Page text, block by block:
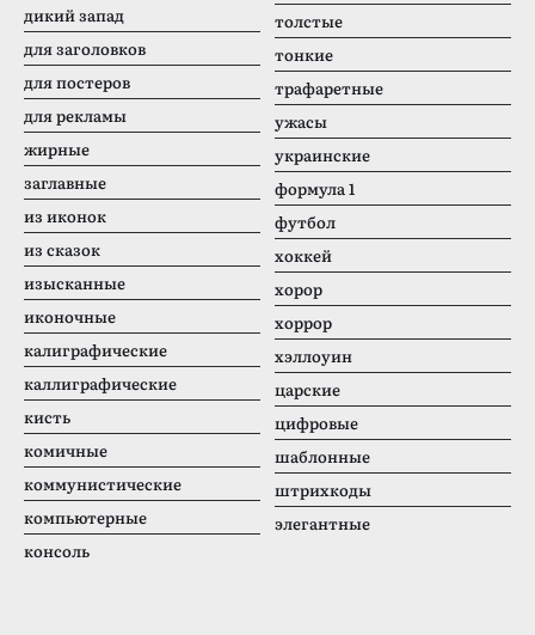
дикий запад
для заголовков
для постеров
для рекламы
жирные
заглавные
из иконок
из сказок
изысканные
иконочные
калиграфические
каллиграфические
кисть
комичные
коммунистические
компьютерные
консоль
толстые
тонкие
трафаретные
ужасы
украинские
формула 1
футбол
хоккей
хорор
хоррор
хэллоуин
царские
цифровые
шаблонные
штрихкоды
элегантные